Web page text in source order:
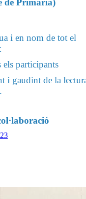
de Primària)
i en nom de tot el
els participants
i gaudint de la